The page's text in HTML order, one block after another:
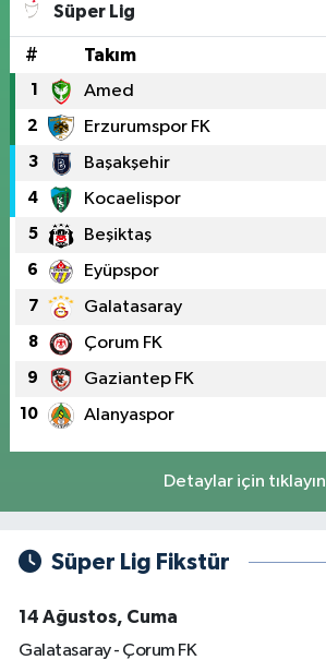
Süper Lig
# Takım
1 Amed
2 Erzurumspor FK
3 Başakşehir
4 Kocaelispor
5 Beşiktaş
6 Eyüpspor
7 Galatasaray
8 Çorum FK
9 Gaziantep FK
10 Alanyaspor
Detaylar için tıklayın
Süper Lig Fikstür
14 Ağustos, Cuma
Galatasaray - Çorum FK